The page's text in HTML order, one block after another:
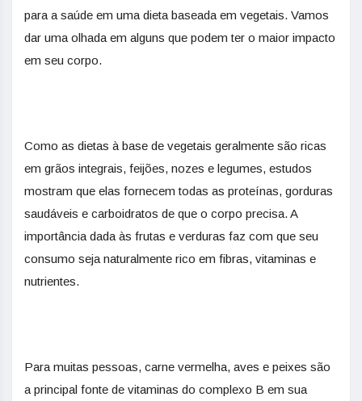
para a saúde em uma dieta baseada em vegetais. Vamos
dar uma olhada em alguns que podem ter o maior impacto
em seu corpo.
Como as dietas à base de vegetais geralmente são ricas
em grãos integrais, feijões, nozes e legumes, estudos
mostram que elas fornecem todas as proteínas, gorduras
saudáveis ​​e carboidratos de que o corpo precisa. A
importância dada às frutas e verduras faz com que seu
consumo seja naturalmente rico em fibras, vitaminas e
nutrientes.
Para muitas pessoas, carne vermelha, aves e peixes são
a principal fonte de vitaminas do complexo B em sua